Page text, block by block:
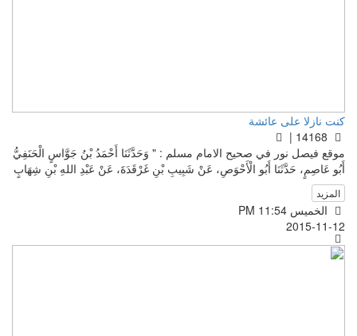
كنت نازلا على عائشة
موقع فيصل نور في صحيح الامام مسلم : " وَحَدَّثَنَا أَحْمَدُ بْنُ جَوَّاسٍ الْحَنَفِيُّ
أَبُو عَاصِمٍ، حَدَّثَنَا أَبُو الْأَحْوَصِ، عَنْ شَبِيبِ بْنِ غَرْقَدَةَ، عَنْ عَبْدِ اللهِ بْنِ شِهَابٍ
المزيد
الخميس PM 11:54
2015-11-12